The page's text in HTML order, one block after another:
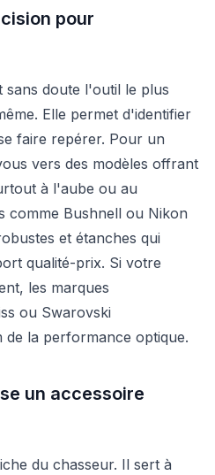
pour
sans doute l'outil le plus
Elle permet d'identifier
faire repérer. Pour un
vers des modèles offrant
à l'aube ou au
comme Bushnell ou Nikon
et étanches qui
qualité-prix. Si votre
les marques
ou Swarovski
de la performance optique.
un accessoire
du chasseur. Il sert à